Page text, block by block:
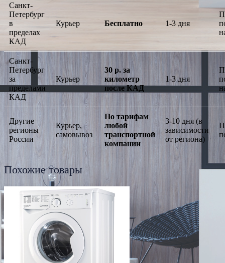
Санкт-
Петербург
в
пределах
КАД
Курьер Бесплатно 1-3 дня
Санкт-
Петербург
за
пределами
КАД
Курьер
30 р. за
километр
после КАД
1-3 дня
Другие
регионы
России
Курьер,
самовывоз
По тарифам
любой
транспортной
компании
3-10 дня (в
зависимости
от региона)
Похожие товары